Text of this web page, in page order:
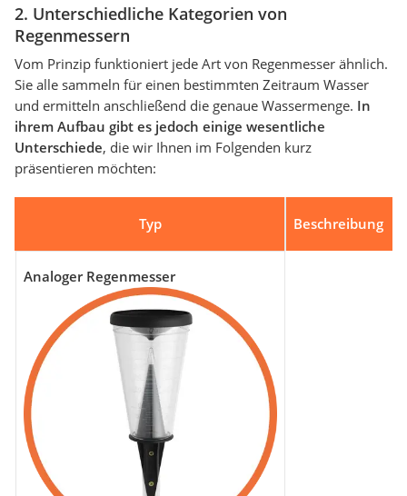
2. Unterschiedliche Kategorien von
Regenmessern
Vom Prinzip funktioniert jede Art von Regenmesser ähnlich.
Sie alle sammeln für einen bestimmten Zeitraum Wasser
und ermitteln anschließend die genaue Wassermenge. In
ihrem Aufbau gibt es jedoch einige wesentliche
Unterschiede, die wir Ihnen im Folgenden kurz
präsentieren möchten:
Typ Beschreibung
Analoger Regenmesser